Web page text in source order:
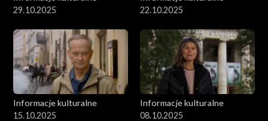
29.10.2025
22.10.2025
Informacje kulturalne
15.10.2025
Informacje kulturalne
08.10.2025